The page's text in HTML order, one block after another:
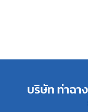
บริษัท ท่าฉา